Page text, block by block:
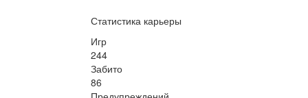
Статистика карьеры
Игр
244
Забито
86